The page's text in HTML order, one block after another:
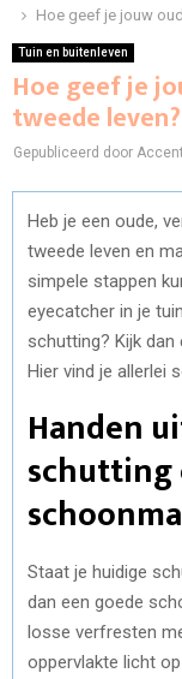
Hoe geef je jouw
Tuin en buitenleven
Hoe geef je
tweede leven?
Gepubliceerd door
Heb je een oude,
tweede leven en
simpele stappen
eyecatcher in je
schutting? Kijk dan
Hier vind je allerlei
Handen
schutting
Staat je huidige
dan een goede
losse verfresten
oppervlakte licht